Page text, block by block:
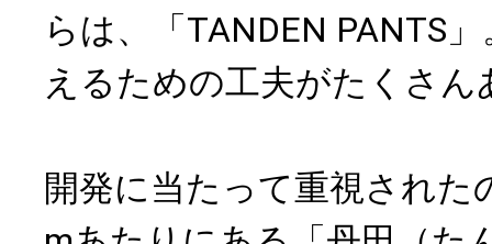
らは、「TANDEN PANTS
えるための工夫がたくさ
開発に当たって重視された